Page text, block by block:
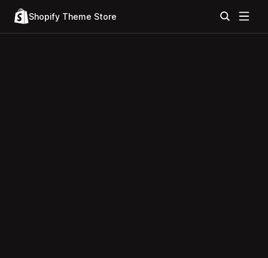
Shopify Theme Store